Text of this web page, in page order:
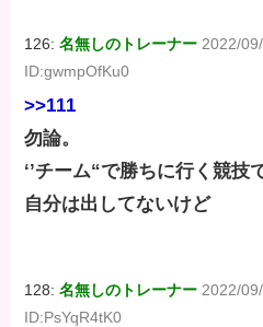
126:名無しのトレーナー 2022/
ID:gwmpOfKu0
>>111
勿論。
‘’チーム“で勝ちに行く競技
自分は出してないけど
128:名無しのトレーナー 2022/
ID:PsYqR4tK0